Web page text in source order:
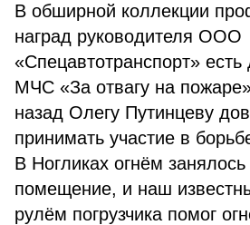
В обширной коллекции
наград руководителя ООО
«Спецавтотранспорт»
МЧС «За отвагу на
назад Олегу Путинцеву
принимать участие в
В Ногликах огнём
помещение, и наш
рулём погрузчика помог